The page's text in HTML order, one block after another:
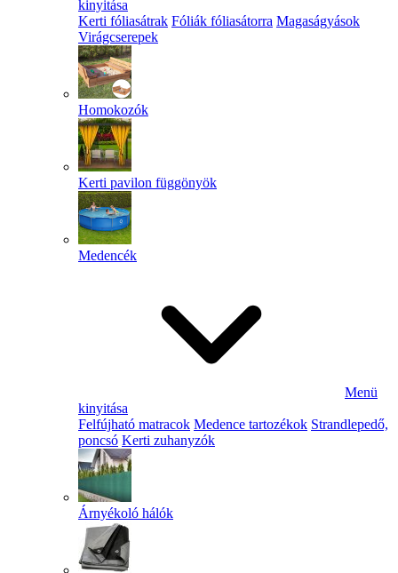
kinyitása
Kerti fóliasátrak Fóliák fóliasátorra Magaságyások
Virágcserepek
Homokozók
Kerti pavilon függönyök
Medencék
Menü
kinyitása
Felfújható matracok Medence tartozékok Strandlepedő,
poncsó Kerti zuhanyzók
Árnyékoló hálók